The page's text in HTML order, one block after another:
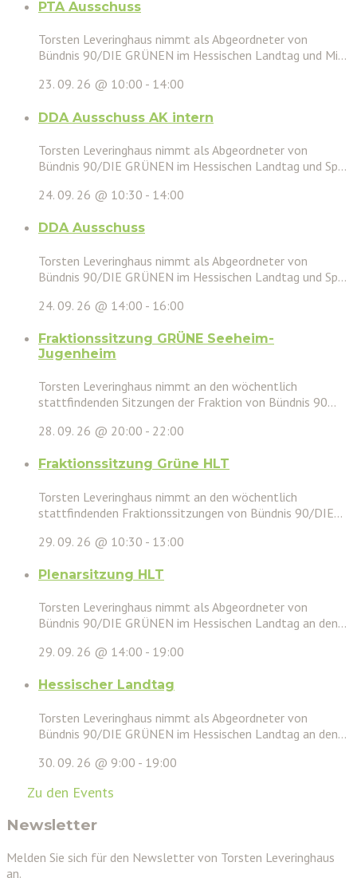
PTA Ausschuss
Torsten Leveringhaus nimmt als Abgeordneter von
Bündnis 90/DIE GRÜNEN im Hessischen Landtag und Mi...
23. 09. 26 @ 10:00 - 14:00
DDA Ausschuss AK intern
Torsten Leveringhaus nimmt als Abgeordneter von
Bündnis 90/DIE GRÜNEN im Hessischen Landtag und Sp...
24. 09. 26 @ 10:30 - 14:00
DDA Ausschuss
Torsten Leveringhaus nimmt als Abgeordneter von
Bündnis 90/DIE GRÜNEN im Hessischen Landtag und Sp...
24. 09. 26 @ 14:00 - 16:00
Fraktionssitzung GRÜNE Seeheim-
Jugenheim
Torsten Leveringhaus nimmt an den wöchentlich
stattfindenden Sitzungen der Fraktion von Bündnis 90...
28. 09. 26 @ 20:00 - 22:00
Fraktionssitzung Grüne HLT
Torsten Leveringhaus nimmt an den wöchentlich
stattfindenden Fraktionssitzungen von Bündnis 90/DIE...
29. 09. 26 @ 10:30 - 13:00
Plenarsitzung HLT
Torsten Leveringhaus nimmt als Abgeordneter von
Bündnis 90/DIE GRÜNEN im Hessischen Landtag an den...
29. 09. 26 @ 14:00 - 19:00
Hessischer Landtag
Torsten Leveringhaus nimmt als Abgeordneter von
Bündnis 90/DIE GRÜNEN im Hessischen Landtag an den...
30. 09. 26 @ 9:00 - 19:00
Zu den Events
Newsletter
Melden Sie sich für den Newsletter von Torsten Leveringhaus
an.